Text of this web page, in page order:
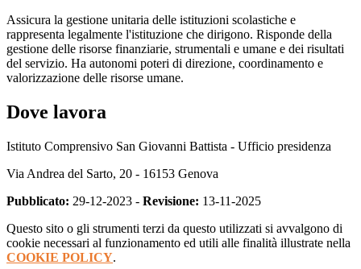
Assicura la gestione unitaria delle istituzioni scolastiche e
rappresenta legalmente l'istituzione che dirigono. Risponde della
gestione delle risorse finanziarie, strumentali e umane e dei risultati
del servizio. Ha autonomi poteri di direzione, coordinamento e
valorizzazione delle risorse umane.
Dove lavora
Istituto Comprensivo San Giovanni Battista - Ufficio presidenza
Via Andrea del Sarto, 20 - 16153 Genova
Pubblicato: 29-12-2023 - Revisione: 13-11-2025
Questo sito o gli strumenti terzi da questo utilizzati si avvalgono di
cookie necessari al funzionamento ed utili alle finalità illustrate nella
COOKIE POLICY.